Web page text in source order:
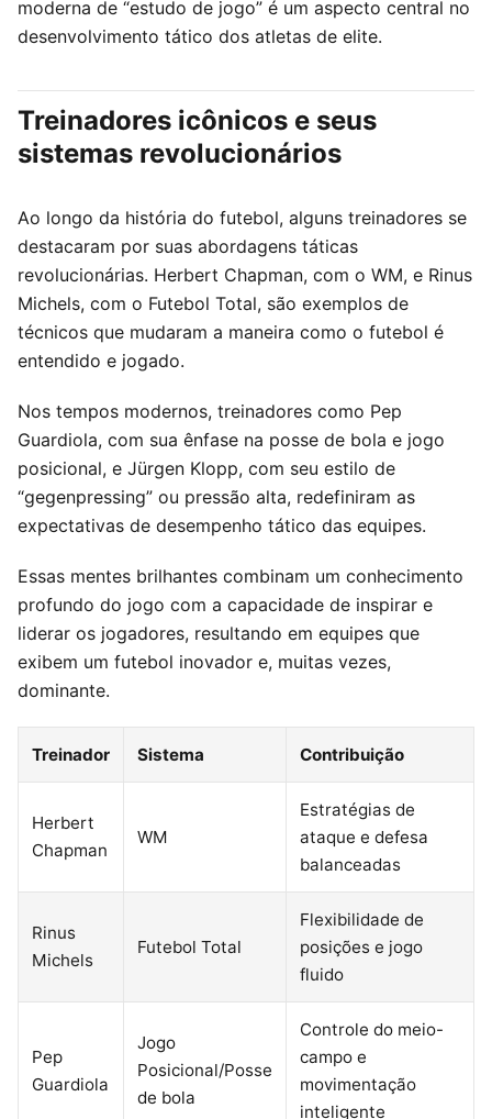
moderna de “estudo de jogo” é um aspecto central no
desenvolvimento tático dos atletas de elite.
Treinadores icônicos e seus
sistemas revolucionários
Ao longo da história do futebol, alguns treinadores se
destacaram por suas abordagens táticas
revolucionárias. Herbert Chapman, com o WM, e Rinus
Michels, com o Futebol Total, são exemplos de
técnicos que mudaram a maneira como o futebol é
entendido e jogado.
Nos tempos modernos, treinadores como Pep
Guardiola, com sua ênfase na posse de bola e jogo
posicional, e Jürgen Klopp, com seu estilo de
“gegenpressing” ou pressão alta, redefiniram as
expectativas de desempenho tático das equipes.
Essas mentes brilhantes combinam um conhecimento
profundo do jogo com a capacidade de inspirar e
liderar os jogadores, resultando em equipes que
exibem um futebol inovador e, muitas vezes,
dominante.
Treinador Sistema Contribuição
Herbert
Chapman
WM
Estratégias de
ataque e defesa
balanceadas
Rinus
Michels
Futebol Total
Flexibilidade de
posições e jogo
fluido
Pep
Guardiola
Jogo
Posicional/Posse
de bola
Controle do meio-
campo e
movimentação
inteligente